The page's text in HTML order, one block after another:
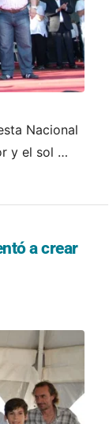
Nacional
y el sol …
a crear